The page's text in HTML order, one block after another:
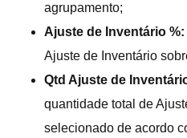
agrupamento;
Ajuste de Inventário %:
Ajuste de Inventário
Qtd Ajuste de
quantidade total de
selecionado de acordo